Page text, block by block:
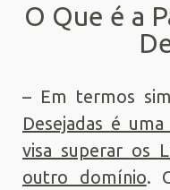
O Que é a
– Em termos
Desejadas é
visa superar os
outro domínio.